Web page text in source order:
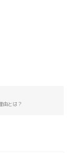
由とは？